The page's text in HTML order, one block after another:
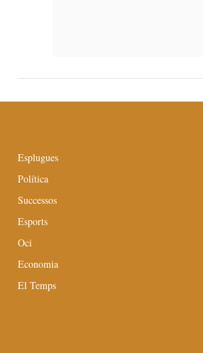
Esplugues
Política
Successos
Esports
Oci
Economia
El Temps